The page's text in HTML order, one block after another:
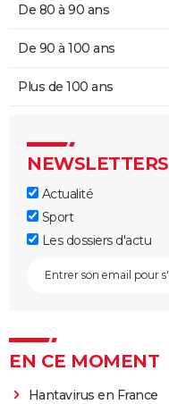
De 80 à 90 ans
De 90 à 100 ans
Plus de 100 ans
NEWSLETTERS
Actualité
Sport
Les dossiers d'actu
EN CE MOMENT
Hantavirus en France